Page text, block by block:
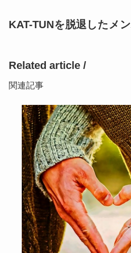
KAT-TUNを脱退したメ
Related article /
関連記事